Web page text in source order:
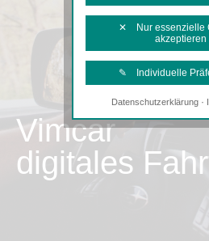
Vimcar
digitales
✕ Nur essenzielle
akzeptieren
✎ Individuelle
Notwendige
Diese Cookies sind
Tracking- und
Diese Cookies sind
Datenschutzerklärung·